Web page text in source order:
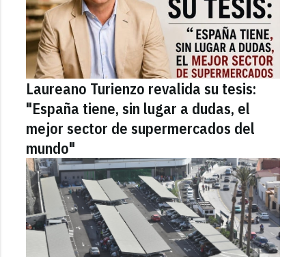
Laureano Turienzo revalida su tesis:
"España tiene, sin lugar a dudas, el
mejor sector de supermercados del
mundo"